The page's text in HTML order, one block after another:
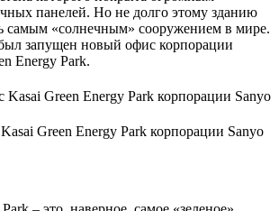
панелей. Но не долго этому зданию
самым «солнечным» сооружением в мире.
запущен новый офис корпорации
Energy Park.
Green Energy Park корпорации Sanyo